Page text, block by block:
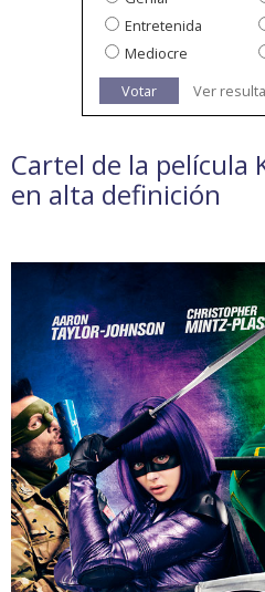
Entretenida
Mediocre
Votar
Ver
Cartel de la película
en alta definición